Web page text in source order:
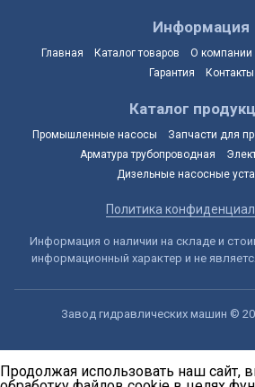
Информация
Главная Каталог товаров О компании
Гарантия
Контакты
Каталог
Промышленные насосы
Запчасти для
Арматура трубопроводная
Дизельные насосные
Политика
Информация о наличии на складе и
информационный характер и не
Завод гидравлических машин ©
Продолжая использовать наш сайт,